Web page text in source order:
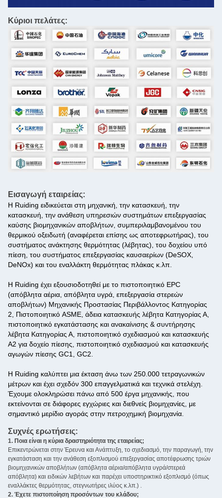
Κύριοι πελάτες:
Εισαγωγή εταιρείας:
Η Ruiding ειδικεύεται στη μηχανική, την κατασκευή, την
κατασκευή, την ανάθεση υπηρεσιών συστημάτων επεξεργασίας
καύσης βιομηχανικών αποβλήτων, συμπεριλαμβανομένου του
θερμικού οξειδωτή (αναφέρεται επίσης ως αποτεφρωτήρας), του
συστήματος ανάκτησης θερμότητας (λέβητας), του δοχείου υπό
πίεση, του συστήματος επεξεργασίας καυσαερίων (DeSOX,
DeNOx) και του εναλλάκτη θερμότητας πλάκας κ.λπ.
Η Ruiding έχει εξουσιοδοτηθεί με το πιστοποιητικό EPC
(απόβλητα αέρια, απόβλητα υγρά, επεξεργασία στερεών
αποβλήτων) Μηχανικής Προστασίας Περιβάλλοντος Κατηγορίας
2, Πιστοποιητικό ASME, άδεια κατασκευής λέβητα Κατηγορίας Α,
πιστοποιητικό εγκατάστασης και ανακαίνισης & συντήρησης
λέβητα Κατηγορίας Α, πιστοποιητικό σχεδιασμού και κατασκευής
Α2 για δοχείο πίεσης, πιστοποιητικό σχεδιασμού και κατασκευής
αγωγών πίεσης GC1, GC2.
Η Ruiding καλύπτει μια έκταση άνω των 250.000 τετραγωνικών
μέτρων και έχει σχεδόν 300 επαγγελματικά και τεχνικά στελέχη.
Έχουμε ολοκληρώσει πάνω από 500 έργα μηχανικής, που
εκτείνονται σε διάφορες εγχώριες και διεθνείς βιομηχανίες, με
σημαντικό μερίδιο αγοράς στην πετροχημική βιομηχανία.
Συχνές ερωτήσεις:
1. Ποια είναι η κύρια δραστηριότητα της εταιρείας;
Επικεντρώνεται στην Έρευνα και Ανάπτυξη, το σχεδιασμό, την παραγωγή, την
εγκατάσταση και την ανάθεση εξοπλισμού επεξεργασίας αποτέφρωσης τριών
βιομηχανικών αποβλήτων (απόβλητα αέρια/απόβλητα υγρά/στερεά
απόβλητα) και ειδικών λεβήτων και παρέχει υποστηρικτικό εξοπλισμό (όπως
εναλλάκτες θερμότητας, στεγνωτήρες ιλύος κ.λπ.) ‌.
2. Έχετε πιστοποίηση προσόντων του κλάδου; ‌